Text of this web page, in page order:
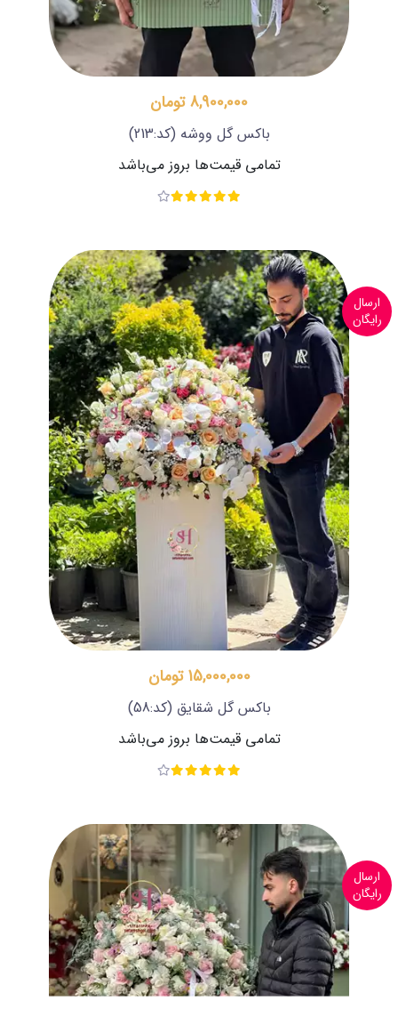
8,900,000 تومان
باکس گل ووشه (کد:213)
تمامی قیمت‌ها بروز می‌باشد
ارسال
رایگان
15,000,000 تومان
باکس گل شقایق (کد:58)
تمامی قیمت‌ها بروز می‌باشد
ارسال
رایگان